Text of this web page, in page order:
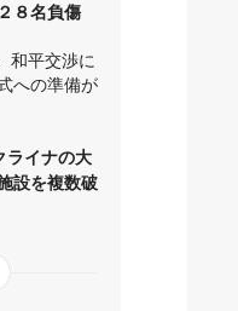
８名負傷
和平交渉に
への準備が
ライナの大
設を複数破